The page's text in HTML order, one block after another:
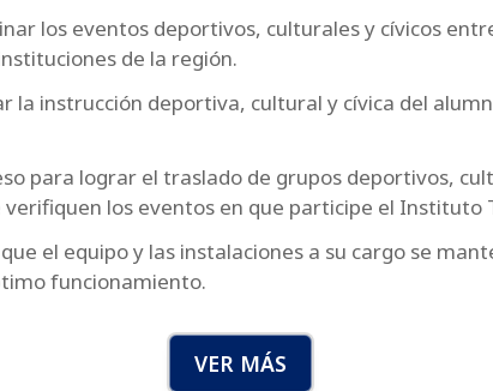
los eventos deportivos, culturales y cívicos
de la región.
la instrucción deportiva, cultural y cívica del
para lograr el traslado de grupos deportivos,
verifiquen los eventos en que participe el Instituto
el equipo y las instalaciones a su cargo se
funcionamiento.
VER MÁS